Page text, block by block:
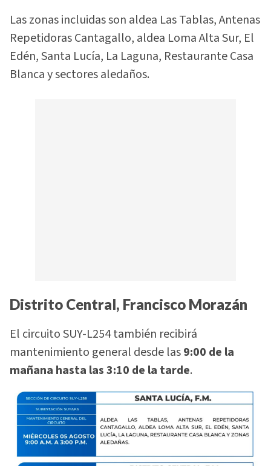
Las zonas incluidas son aldea Las Tablas, Antenas
Repetidoras Cantagallo, aldea Loma Alta Sur, El
Edén, Santa Lucía, La Laguna, Restaurante Casa
Blanca y sectores aledaños.
Distrito Central, Francisco Morazán
El circuito SUY-L254 también recibirá
mantenimiento general desde las9:00 de la
mañana hasta las 3:10 de la tarde.